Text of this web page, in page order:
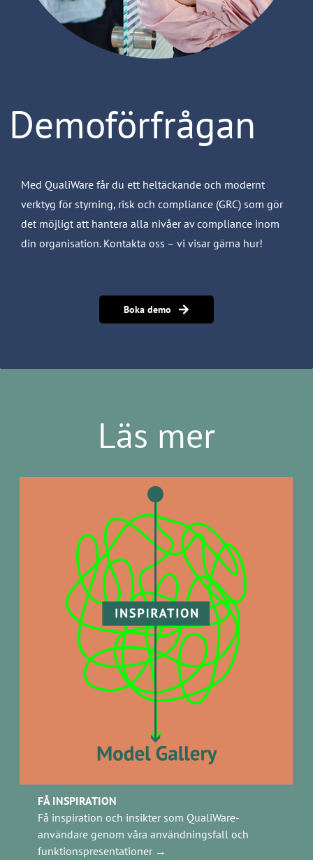
Demoförfrågan
Med QualiWare får du ett heltäckande och modernt
verktyg för styrning, risk och compliance (GRC) som gör
det möjligt att hantera alla nivåer av compliance inom
din organisation. Kontakta oss – vi visar gärna hur!
Boka demo
Läs mer
FÅ INSPIRATION
Få inspiration och insikter som QualiWare-
användare genom våra användningsfall och
funktionspresentationer →